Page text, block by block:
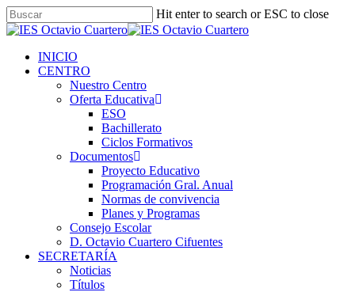
Hit enter to search or ESC to close
INICIO
CENTRO
Nuestro Centro
Oferta Educativa
ESO
Bachillerato
Ciclos Formativos
Documentos
Proyecto Educativo
Programación Gral. Anual
Normas de convivencia
Planes y Programas
Consejo Escolar
D. Octavio Cuartero Cifuentes
SECRETARÍA
Noticias
Títulos